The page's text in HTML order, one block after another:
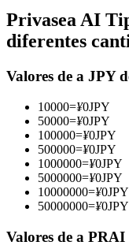
Conviértete en un
Disfruta del
Privasea AI
diferentes
Valores de a JPY
10000=¥0JPY
50000=¥0JPY
100000=¥0JPY
500000=¥0JPY
1000000=¥0JPY
5000000=¥0JPY
10000000=¥0JPY
50000000=¥0JPY
Valores de a PRAI